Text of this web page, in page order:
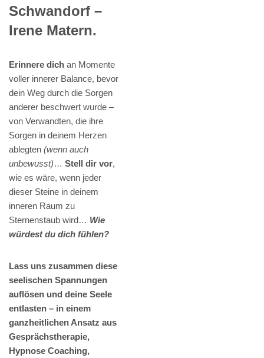
Schwandorf –
Irene Matern.
Erinnere dich an Momente
voller innerer Balance, bevor
dein Weg durch die Sorgen
anderer beschwert wurde –
von Verwandten, die ihre
Sorgen in deinem Herzen
ablegten (wenn auch
unbewusst)… Stell dir vor,
wie es wäre, wenn jeder
dieser Steine in deinem
inneren Raum zu
Sternenstaub wird… Wie
würdest du dich fühlen?
Lass uns zusammen diese
seelischen Spannungen
auflösen und deine Seele
entlasten – in einem
ganzheitlichen Ansatz aus
Gesprächstherapie,
Hypnose Coaching,